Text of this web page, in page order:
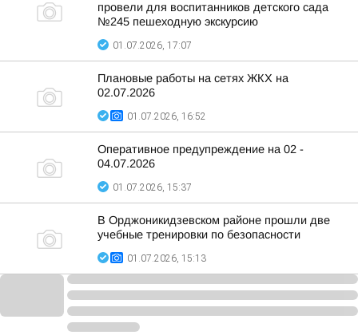
провели для воспитанников детского сада
№245 пешеходную экскурсию
01.07.2026, 17:07
Плановые работы на сетях ЖКХ на
02.07.2026
01.07.2026, 16:52
Оперативное предупреждение на 02 -
04.07.2026
01.07.2026, 15:37
В Орджоникидзевском районе прошли две
учебные тренировки по безопасности
01.07.2026, 15:13